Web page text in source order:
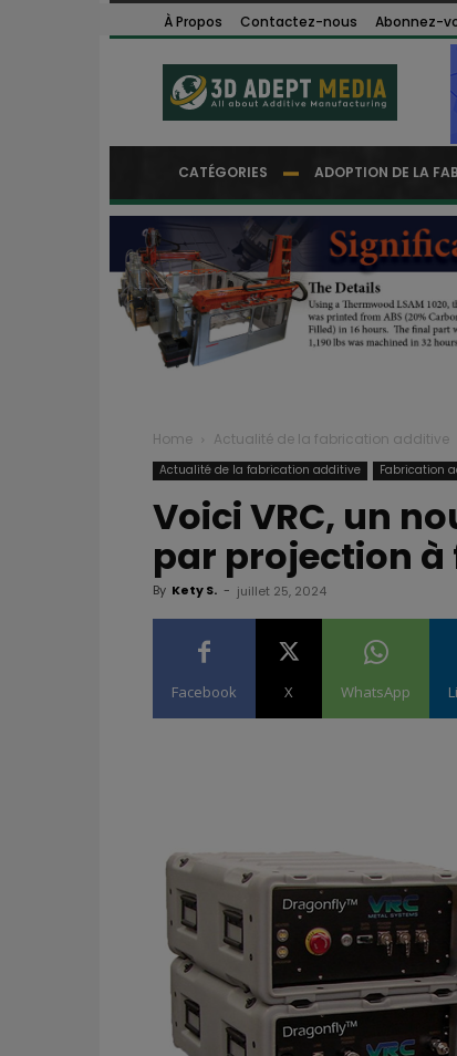
À Propos Contactez-nous Abonnez-
CATÉGORIES ADOPTION DE LA
Home Actualité de la fabrication additive
Actualité de la fabrication additive Fabrication
Voici VRC, un
par projection à
By Kety S. - juillet 25, 2024
Facebook X WhatsApp